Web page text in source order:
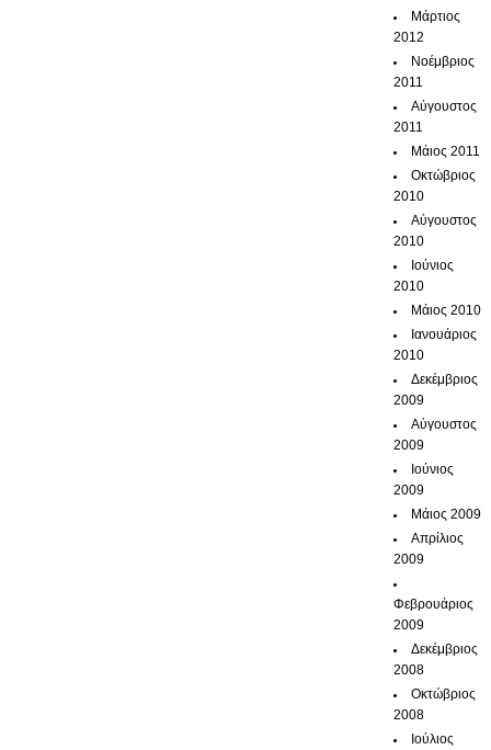
Μάρτιος
2012
Νοέμβριος
2011
Αύγουστος
2011
Μάιος 2011
Οκτώβριος
2010
Αύγουστος
2010
Ιούνιος
2010
Μάιος 2010
Ιανουάριος
2010
Δεκέμβριος
2009
Αύγουστος
2009
Ιούνιος
2009
Μάιος 2009
Απρίλιος
2009
Φεβρουάριος
2009
Δεκέμβριος
2008
Οκτώβριος
2008
Ιούλιος